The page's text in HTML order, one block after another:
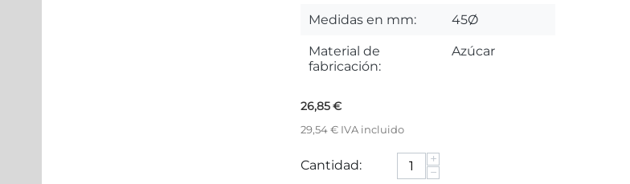
Medidas en mm: 45Ø
Material de
fabricación:
Azúcar
26,85€
29,54€ IVA incluido
Cantidad:
+
−